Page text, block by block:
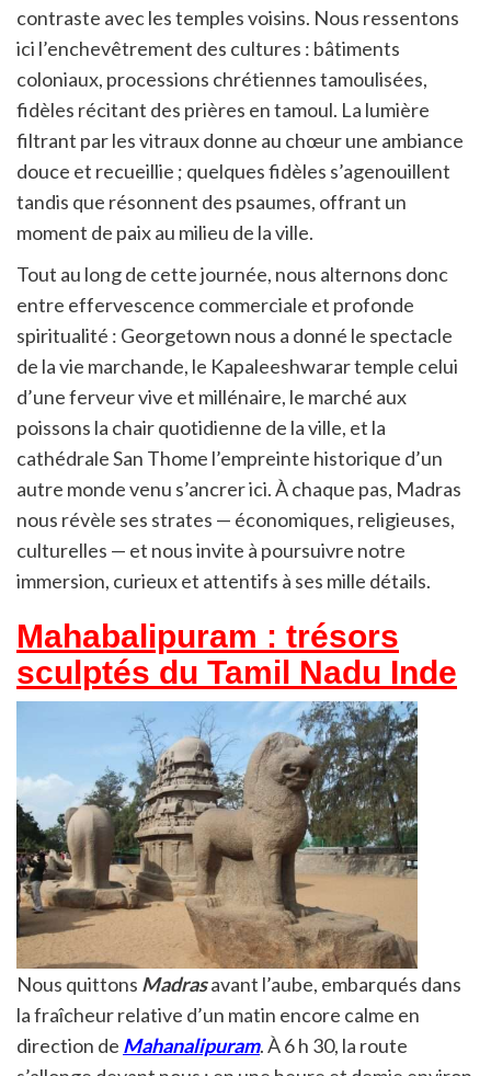
contraste avec les temples voisins. Nous ressentons
ici l’enchevêtrement des cultures : bâtiments
coloniaux, processions chrétiennes tamoulisées,
fidèles récitant des prières en tamoul. La lumière
filtrant par les vitraux donne au chœur une ambiance
douce et recueillie ; quelques fidèles s’agenouillent
tandis que résonnent des psaumes, offrant un
moment de paix au milieu de la ville.
Tout au long de cette journée, nous alternons donc
entre effervescence commerciale et profonde
spiritualité : Georgetown nous a donné le spectacle
de la vie marchande, le Kapaleeshwarar temple celui
d’une ferveur vive et millénaire, le marché aux
poissons la chair quotidienne de la ville, et la
cathédrale San Thome l’empreinte historique d’un
autre monde venu s’ancrer ici. À chaque pas, Madras
nous révèle ses strates — économiques, religieuses,
culturelles — et nous invite à poursuivre notre
immersion, curieux et attentifs à ses mille détails.
Mahabalipuram : trésors
sculptés du Tamil Nadu Inde
Nous quittons Madrasavant l’aube, embarqués dans
la fraîcheur relative d’un matin encore calme en
direction de Mahanalipuram. À 6 h 30, la route